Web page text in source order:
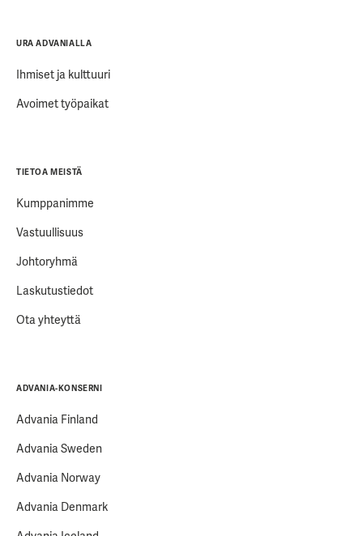
URA ADVANIALLA
Ihmiset ja kulttuuri
Avoimet työpaikat
TIETOA MEISTÄ
Kumppanimme
Vastuullisuus
Johtoryhmä
Laskutustiedot
Ota yhteyttä
ADVANIA-KONSERNI
Advania Finland
Advania Sweden
Advania Norway
Advania Denmark